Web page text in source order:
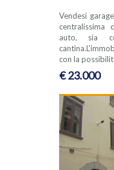
Vendesi
centralissima
auto, sia
con la
€ 23.000